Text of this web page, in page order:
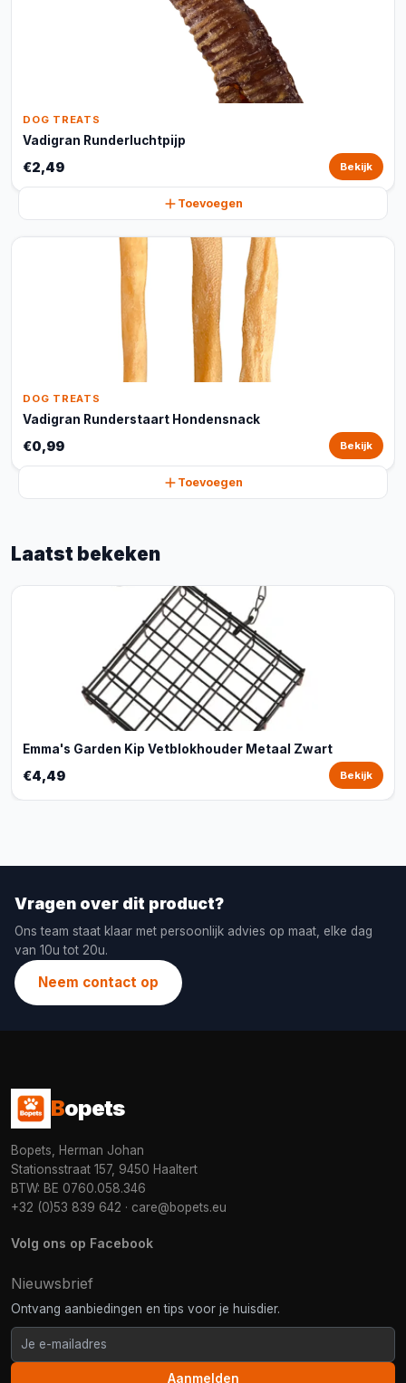
DOG TREATS
Vadigran Runderluchtpijp
€2,49 Bekijk
Toevoegen
DOG TREATS
Vadigran Runderstaart Hondensnack
€0,99 Bekijk
Toevoegen
Laatst bekeken
Emma's Garden Kip Vetblokhouder Metaal Zwart
€4,49 Bekijk
Vragen over dit product?
Ons team staat klaar met persoonlijk advies op maat, elke dag
van 10u tot 20u.
Neem contact op
Bopets
Bopets, Herman Johan
Stationsstraat 157, 9450 Haaltert
BTW: BE 0760.058.346
+32 (0)53 839 642 · care@bopets.eu
Volg ons op Facebook
Nieuwsbrief
Ontvang aanbiedingen en tips voor je huisdier.
Aanmelden